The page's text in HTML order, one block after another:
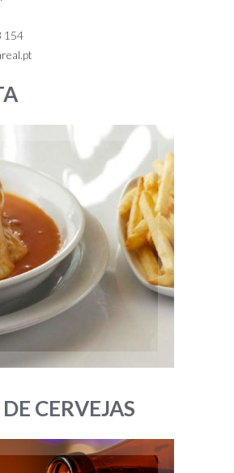
154
EMENTA
de forno
Cachorros
Omeletes
Hamburguers
Combinados
Grill
Menus Infantis
CERVEJAS
DE CERVEJAS